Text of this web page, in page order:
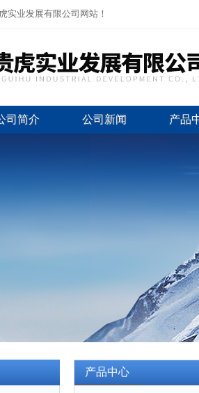
实业发展有限公司网站！
司简介 公司新闻 产品
产品中心